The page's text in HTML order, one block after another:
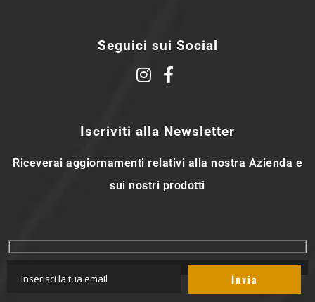
Seguici sui Social
Iscriviti alla Newsletter
Riceverai aggiornamenti relativi alla nostra Azienda e
sui nostri prodotti